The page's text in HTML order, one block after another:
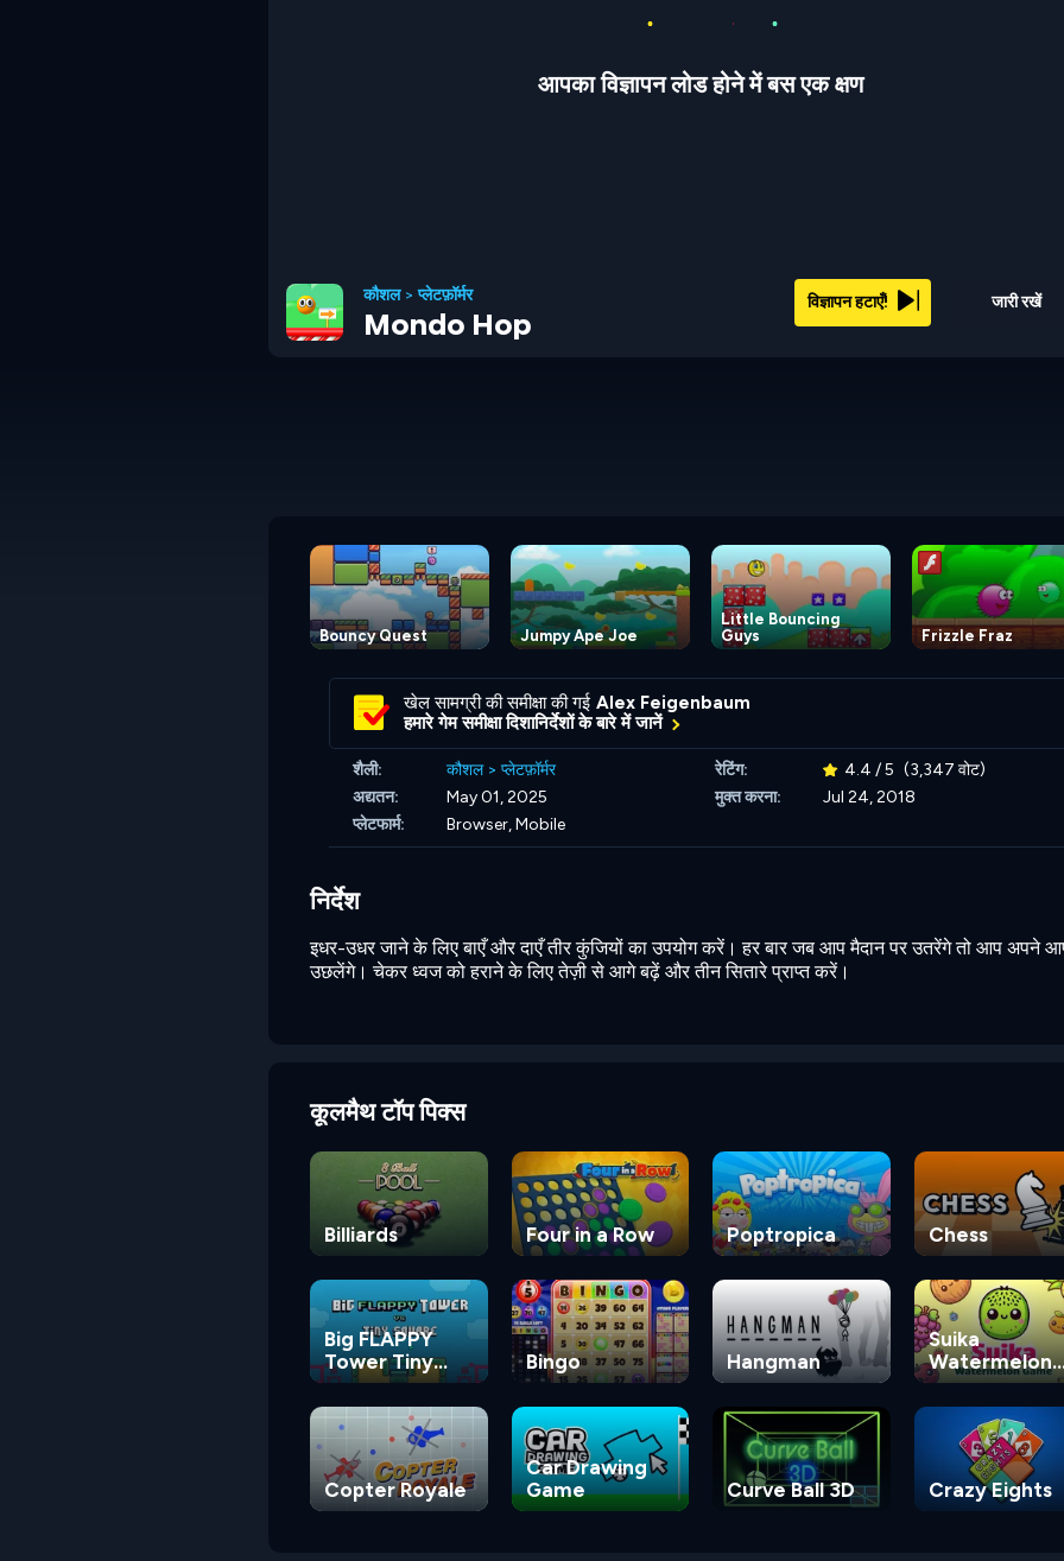
आपका विज्ञापन लोड होने में बस एक क्षण
जारी रखें
विज्ञापन हटाएँ!
कौशल>प्लेटफ़ॉर्मर
Mondo Hop
Bouncy Quest Jumpy Ape Joe
Little Bouncing
Guys
Frizzle Fraz
खेल सामग्री की समीक्षा की गई Alex Feigenbaum
हमारे गेम समीक्षा दिशानिर्देशों के बारे में जानें
शैली: कौशल> प्लेटफ़ॉर्मर रेटिंग: 4.4 / 5 (3,347 वोट)
अद्यतन:
May 01, 2025 मुक्त करना:
Jul 24, 2018
प्लेटफार्म:
Browser, Mobile
निर्देश
इधर-उधर जाने के लिए बाएँ और दाएँ तीर कुंजियों का उपयोग करें। हर बार जब आप मैदान पर उतरेंगे तो आप अपने
उछलेंगे। चेकर ध्वज को हराने के लिए तेज़ी से आगे बढ़ें और तीन सितारे प्राप्त करें।
कूलमैथ टॉप पिक्स
Billiards Four in a Row Poptropica Chess
Big FLAPPY
Tower Tiny
Square
Bingo Hangman
Suika
Watermelon
Game
Copter Royale
Car Drawing
Game
Curve Ball 3D Crazy Eights